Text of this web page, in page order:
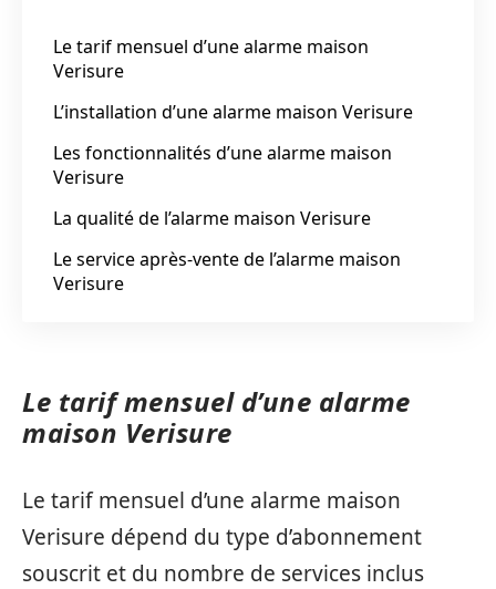
Le tarif mensuel d’une alarme maison
Verisure
L’installation d’une alarme maison Verisure
Les fonctionnalités d’une alarme maison
Verisure
La qualité de l’alarme maison Verisure
Le service après-vente de l’alarme maison
Verisure
Le tarif mensuel d’une alarme
maison Verisure
Le tarif mensuel d’une alarme maison
Verisure dépend du type d’abonnement
souscrit et du nombre de services inclus